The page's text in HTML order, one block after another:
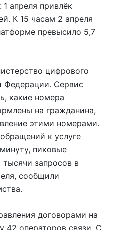
1 апреля привлёк
К 15 часам 2 апреля
превысило 5,7
цифрового
Федерации. Сервис
какие номера
на гражданина,
этими номерами.
к услуге
пиковые
тысячи запросов в
сообщили
договорами на